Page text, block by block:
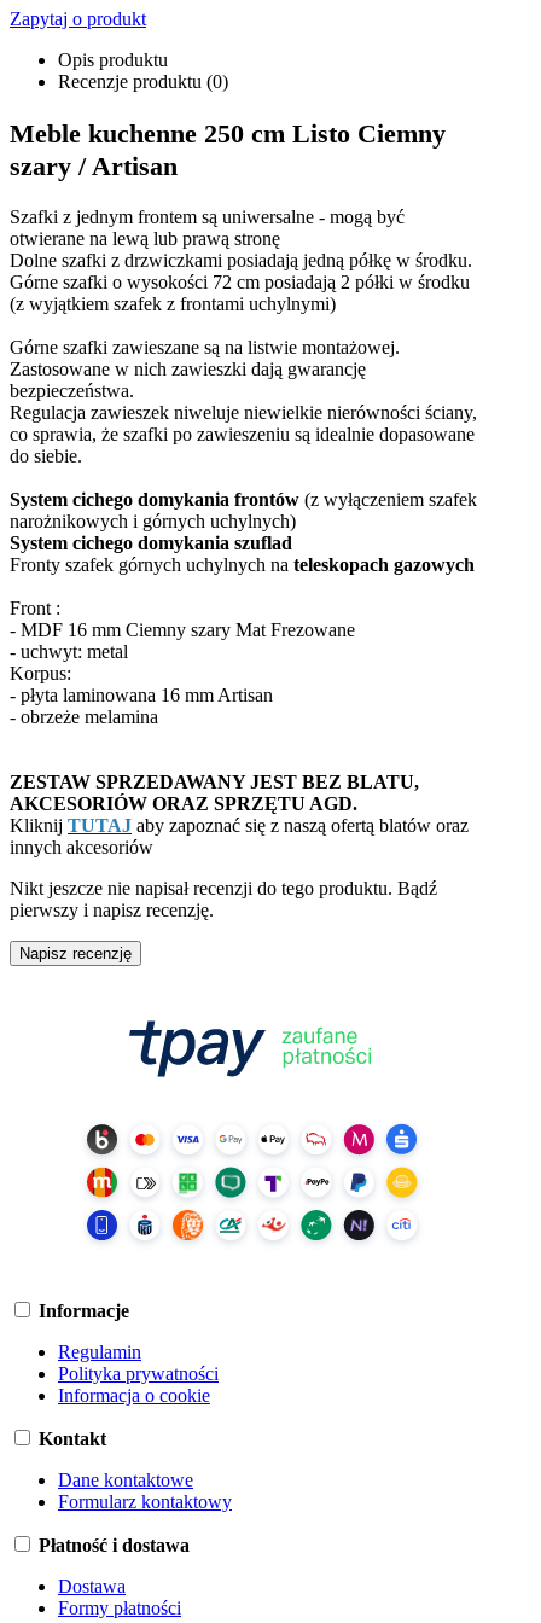
Zapytaj o produkt
Opis produktu
Recenzje produktu (0)
Meble kuchenne 250 cm Listo Ciemny
szary / Artisan
Szafki z jednym frontem są uniwersalne - mogą być
otwierane na lewą lub prawą stronę
Dolne szafki z drzwiczkami posiadają jedną półkę w środku.
Górne szafki o wysokości 72 cm posiadają 2 półki w środku
(z wyjątkiem szafek z frontami uchylnymi)
Górne szafki zawieszane są na listwie montażowej.
Zastosowane w nich zawieszki dają gwarancję
bezpieczeństwa.
Regulacja zawieszek niweluje niewielkie nierówności ściany,
co sprawia, że szafki po zawieszeniu są idealnie dopasowane
do siebie.
System cichego domykania frontów (z wyłączeniem szafek
narożnikowych i górnych uchylnych)
System cichego domykania szuflad
Fronty szafek górnych uchylnych na teleskopach gazowych
Front :
- MDF 16 mm Ciemny szary Mat Frezowane
- uchwyt: metal
Korpus:
- płyta laminowana 16 mm Artisan
- obrzeże melamina
ZESTAW SPRZEDAWANY JEST BEZ BLATU,
AKCESORIÓW ORAZ SPRZĘTU AGD.
Kliknij TUTAJ aby zapoznać się z naszą ofertą blatów oraz
innych akcesoriów
Nikt jeszcze nie napisał recenzji do tego produktu. Bądź
pierwszy i napisz recenzję.
Napisz recenzję
Informacje
Regulamin
Polityka prywatności
Informacja o cookie
Kontakt
Dane kontaktowe
Formularz kontaktowy
Płatność i dostawa
Dostawa
Formy płatności